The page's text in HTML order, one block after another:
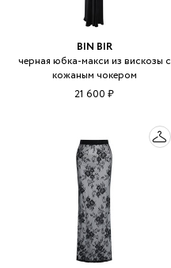
BIN BIR
черная юбка-макси из вискозы с
кожаным чокером
21 600 ₽